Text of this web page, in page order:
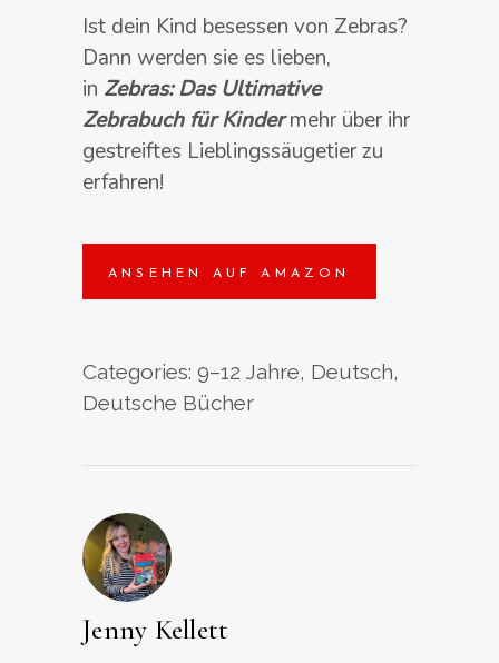
Ist dein Kind besessen von Zebras?
Dann werden sie es lieben,
in Zebras: Das Ultimative
Zebrabuch für Kindermehr über ihr
gestreiftes Lieblingssäugetier zu
erfahren!
ANSEHEN AUF AMAZON
Categories: 9–12 Jahre, Deutsch,
Deutsche Bücher
Jenny Kellett